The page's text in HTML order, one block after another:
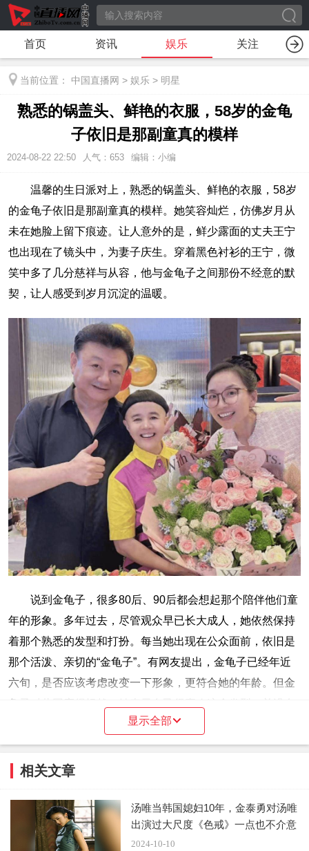
首页 资讯 娱乐 关注
当前位置： 中国直播网 > 娱乐 > 明星
熟悉的锅盖头、鲜艳的衣服，58岁的金龟
子依旧是那副童真的模样
2024-08-22 22:50 人气： 653 编辑：小编
温馨的生日派对上，熟悉的锅盖头、鲜艳的衣服，58岁
的金龟子依旧是那副童真的模样。她笑容灿烂，仿佛岁月从
未在她脸上留下痕迹。让人意外的是，鲜少露面的丈夫王宁
也出现在了镜头中，为妻子庆生。穿着黑色衬衫的王宁，微
笑中多了几分慈祥与从容，他与金龟子之间那份不经意的默
契，让人感受到岁月沉淀的温暖。
说到金龟子，很多80后、90后都会想起那个陪伴他们童
年的形象。多年过去，尽管观众早已长大成人，她依然保持
着那个熟悉的发型和打扮。每当她出现在公众面前，依旧是
那个活泼、亲切的“金龟子”。有网友提出，金龟子已经年近
六旬，是否应该考虑改变一下形象，更符合她的年龄。但金
龟子对此回应得坦然，她表示自己很喜欢这个发型，并没有
打算改变。或许，这正是她保持“逆生长”的秘密之一：坚持
做自己，哪怕外界有不同的声音。
从外表到心态，金龟子展现出了一种不被年龄束缚的生
活方式。她不仅在穿着上选择亮丽的颜色，始终保持着年轻
的风格，更在心态上如二十几岁般充满活力。明明已经是当
了外婆的人，但她的言行举止中仍充满着青春的朝气。
显示全部
相关文章
汤唯当韩国媳妇10年，金泰勇对汤唯
出演过大尺度《色戒》一点也不介意
2024-10-10